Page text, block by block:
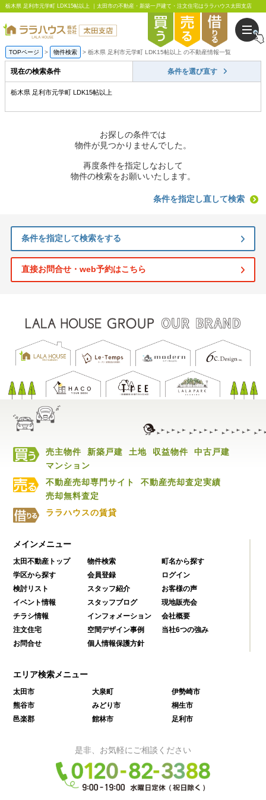
栃木県 足利市元学町 LDK15帖以上 ｜太田市の不動産・新築一戸建て・注文住宅はララハウス太田支店
TOPページ 物件検索 栃木県 足利市元学町 LDK15帖以上 の不動産情報一覧
現在の検索条件 条件を選び直す
栃木県 足利市元学町 LDK15帖以上
お探しの条件では
物件が見つかりませんでした。
再度条件を指定しなおして
物件の検索をお願いいたします。
条件を指定し直して検索
条件を指定して検索をする
直接お問合せ・web予約はこちら
売主物件 新築戸建 土地 収益物件
中古戸建
マンション
不動産売却専門サイト
不動産売却査定実績
売却無料査定
ララハウスの賃貸
メインメニュー
太田不動産トップ 物件検索
町名から探す
学区から探す
会員登録
ログイン
検討リスト
スタッフ紹介
お客様の声
イベント情報
スタッフブログ
現地販売会
チラシ情報
インフォメーション
会社概要
注文住宅
空間デザイン事例
当社6つの強み
お問合せ
個人情報保護方針
エリア検索メニュー
太田市 大泉町
伊勢崎市
熊谷市
みどり市
桐生市
邑楽郡
館林市 足利市
是非、お気軽にご相談ください